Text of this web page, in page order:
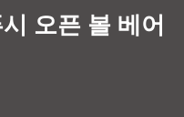
오픈 볼 베어